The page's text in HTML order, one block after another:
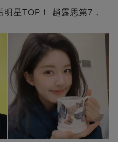
星TOP！ 趙露思第7，